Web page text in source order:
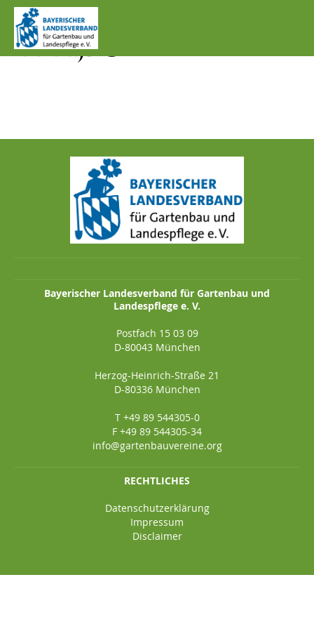
IMG_1326_GEBIRGSST
ELZE.JPG
Bayerischer Landesverband für Gartenbau und
Landespflege e. V.
Postfach 15 03 09
D-80043 München
Herzog-Heinrich-Straße 21
D-80336 München
T +49 89 544305-0
F +49 89 544305-34
info@gartenbauvereine.org
RECHTLICHES
Datenschutzerklärung
Impressum
Disclaimer